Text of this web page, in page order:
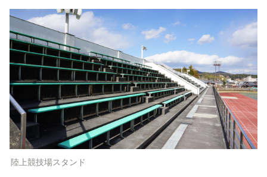
陸上競技場スタンド